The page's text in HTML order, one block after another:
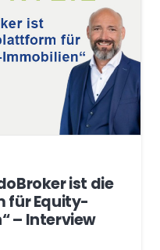
ist die
für Equity-
– Interview